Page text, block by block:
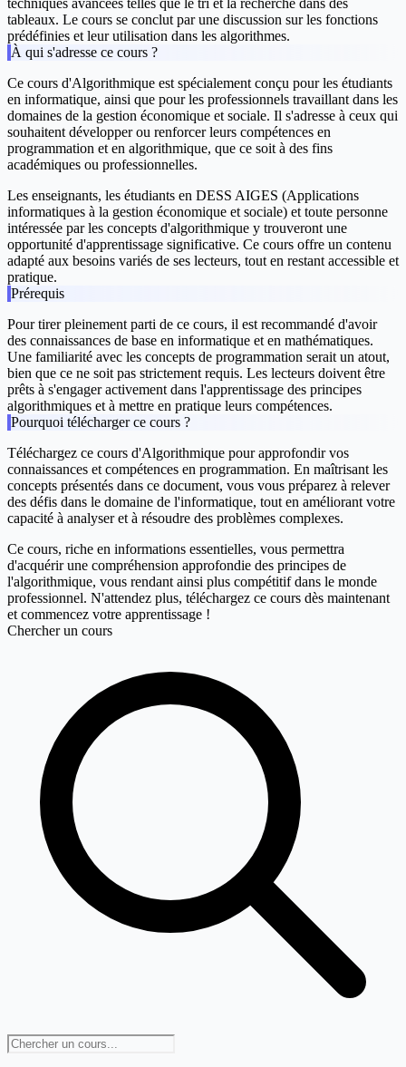
techniques avancées telles que le tri et la recherche dans des
tableaux. Le cours se conclut par une discussion sur les fonctions
prédéfinies et leur utilisation dans les algorithmes.
À qui s'adresse ce cours ?
Ce cours d'Algorithmique est spécialement conçu pour les étudiants
en informatique, ainsi que pour les professionnels travaillant dans les
domaines de la gestion économique et sociale. Il s'adresse à ceux qui
souhaitent développer ou renforcer leurs compétences en
programmation et en algorithmique, que ce soit à des fins
académiques ou professionnelles.
Les enseignants, les étudiants en DESS AIGES (Applications
informatiques à la gestion économique et sociale) et toute personne
intéressée par les concepts d'algorithmique y trouveront une
opportunité d'apprentissage significative. Ce cours offre un contenu
adapté aux besoins variés de ses lecteurs, tout en restant accessible et
pratique.
Prérequis
Pour tirer pleinement parti de ce cours, il est recommandé d'avoir
des connaissances de base en informatique et en mathématiques.
Une familiarité avec les concepts de programmation serait un atout,
bien que ce ne soit pas strictement requis. Les lecteurs doivent être
prêts à s'engager activement dans l'apprentissage des principes
algorithmiques et à mettre en pratique leurs compétences.
Pourquoi télécharger ce cours ?
Téléchargez ce cours d'Algorithmique pour approfondir vos
connaissances et compétences en programmation. En maîtrisant les
concepts présentés dans ce document, vous vous préparez à relever
des défis dans le domaine de l'informatique, tout en améliorant votre
capacité à analyser et à résoudre des problèmes complexes.
Ce cours, riche en informations essentielles, vous permettra
d'acquérir une compréhension approfondie des principes de
l'algorithmique, vous rendant ainsi plus compétitif dans le monde
professionnel. N'attendez plus, téléchargez ce cours dès maintenant
et commencez votre apprentissage !
Chercher un cours